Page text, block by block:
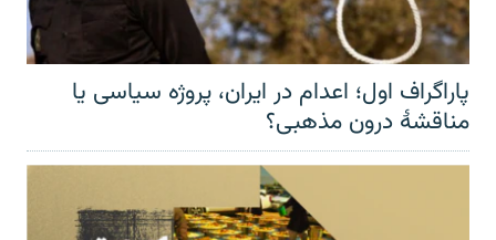
پاراگراف اول؛ اعدام در ایران، پروژه سیاسی یا
مناقشهٔ درون مذهبی؟